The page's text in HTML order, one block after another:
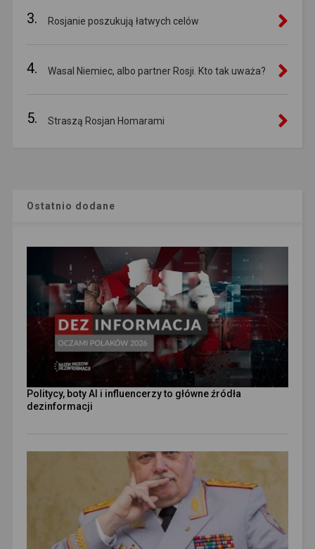
3. Rosjanie poszukują łatwych celów
4. Wasal Niemiec, albo partner Rosji. Kto tak uważa?
5. Straszą Rosjan Homarami
Ostatnio dodane
Politycy, boty AI i influencerzy to główne źródła
dezinformacji